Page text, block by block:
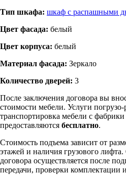
Тип шкафа: шкаф с распашными
Цвет фасада: белый
Цвет корпуса: белый
Материал фасада: Зеркало
Количество дверей: 3
После заключения договора вы
стоимости мебели. Услуги погрузо-
транспортировка мебели с фабрики
предоставляются бесплатно.
Стоимость подъема зависит от
этажей и наличия грузового
договора осуществляется после
передачи, проверки комплектации